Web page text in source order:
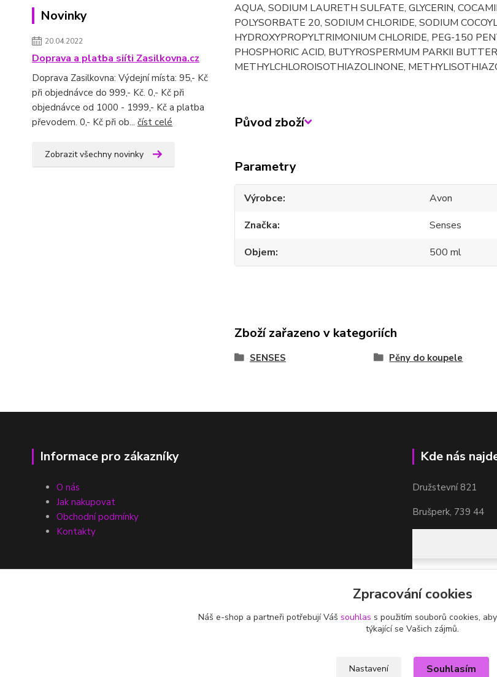
Novinky
20.04.2022
Doprava a platba siíti Zasilkovna.cz
Doprava Zasilkovna: Výdejní místa: 95,- Kč
při objednávce do 999,- Kč. 0,- Kč při
objednávce od 1000 - 1999,- Kč a platba
převodem. 0,- Kč při ob... číst celé
Zobrazit všechny novinky
AQUA, SODIUM LAURETH SULFATE, GLYCERIN,
POLYSORBATE 20, SODIUM CHLORIDE, SODIUM
HYDROXYPROPYLTRIMONIUM CHLORIDE, PEG-150
PHOSPHORIC ACID, BUTYROSPERMUM PARKII
METHYLCHLOROISOTHIAZOLINONE,
Původ zboží
Parametry
Výrobce
Avon
Značka
Senses
Objem
500 ml
Zboží zařazeno v kategoriích
SENSES Pěny do koupele
Informace pro zákazníky
O nás
Jak nakupovat
Obchodní podmínky
Kontakty
Kde nás
Družstevní 821
Brušperk, 739 44
Zpracování cookies
Náš e-shop a partneři potřebují Váš souhlas s použitím souborů cookies,
týkající se Vašich zájmů.
Nastavení Souhlasím